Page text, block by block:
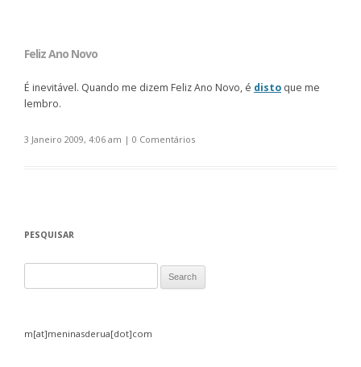
Feliz Ano Novo
É inevitável. Quando me dizem Feliz Ano Novo, é disto que me
lembro.
3 Janeiro 2009, 4:06 am | 0 Comentários
PESQUISAR
m[at]meninasderua[dot]com